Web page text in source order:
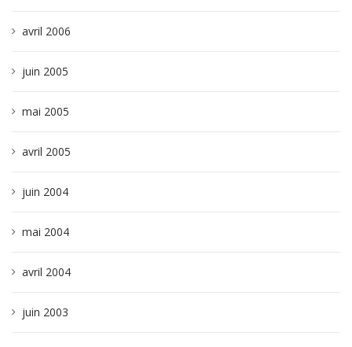
avril 2006
juin 2005
mai 2005
avril 2005
juin 2004
mai 2004
avril 2004
juin 2003